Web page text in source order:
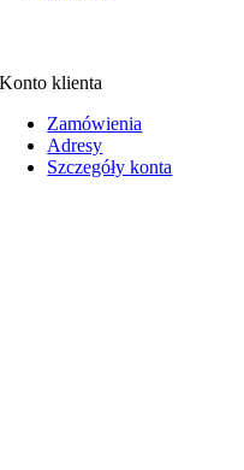
Konto klienta
Zamówienia
Adresy
Szczegóły konta